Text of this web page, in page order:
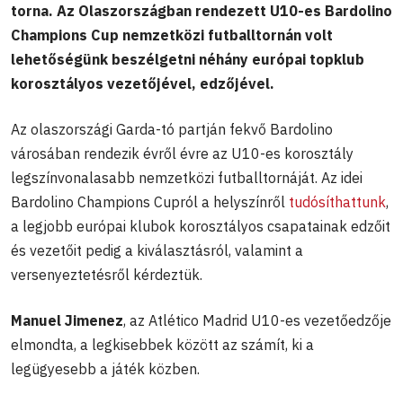
torna. Az Olaszországban rendezett U10-es Bardolino
Champions Cup nemzetközi futballtornán volt
lehetőségünk beszélgetni néhány európai topklub
korosztályos vezetőjével, edzőjével.
Az olaszországi Garda-tó partján fekvő Bardolino
városában rendezik évről évre az U10-es korosztály
legszínvonalasabb nemzetközi futballtornáját. Az idei
Bardolino Champions Cupról a helyszínről tudósíthattunk,
a legjobb európai klubok korosztályos csapatainak edzőit
és vezetőit pedig a kiválasztásról, valamint a
versenyeztetésről kérdeztük.
Manuel Jimenez, az Atlético Madrid U10-es vezetőedzője
elmondta, a legkisebbek között az számít, ki a
legügyesebb a játék közben.